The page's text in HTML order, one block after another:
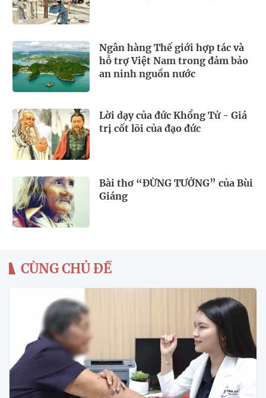
Ngân hàng Thế giới hợp tác và
hỗ trợ Việt Nam trong đảm bảo
an ninh nguồn nước
Lời dạy của đức Khổng Tử - Giá
trị cốt lõi của đạo đức
Bài thơ “ĐỪNG TƯỞNG” của Bùi
Giáng
CÙNG CHỦ ĐỀ